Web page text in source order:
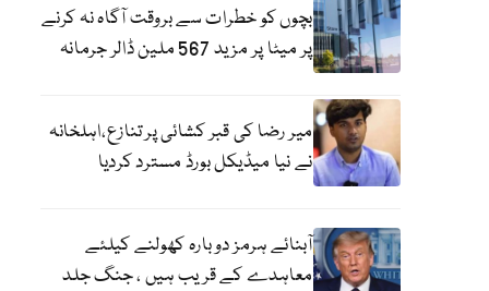
بچوں کو خطرات سے بروقت آگاہ نہ کرنے
پر میٹا پر مزید 567 ملین ڈالر جرمانہ
میر رضا کی قبر کشائی پر تنازع،اہلخانہ
نے نیا میڈیکل بورڈ مسترد کردیا
آبنائے ہرمز دوبارہ کھولنے کیلئے
معاہدے کے قریب ہیں ، جنگ جلد